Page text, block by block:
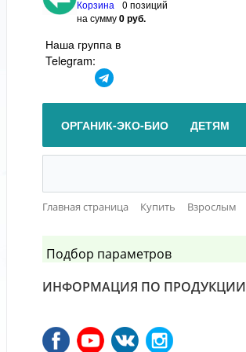
Корзина
0 позиций
на сумму0 руб.
Наша группа в
Telegram:
ОРГАНИК-ЭКО-БИО ДЕТЯМ
Главная страница Купить Взрослым
Подбор параметров
ИНФОРМАЦИЯ ПО ПРОДУКЦИИ